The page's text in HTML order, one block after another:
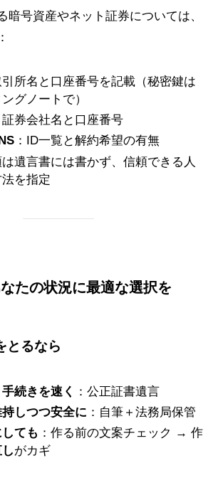
暗号資産やネット証券については、
引所名と口座番号を記載（秘密鍵は
グノートで）
証券会社名と口座番号
：ID一覧と解約希望の有無
遺言書には書かず、信頼できる人
を指定
たの状況に最適な選択を
とるなら
続きを速く
：公正証書遺言
しつつ安全に ：自筆＋法務局保管
ても ：作る前の文案チェック → 作
がカギ